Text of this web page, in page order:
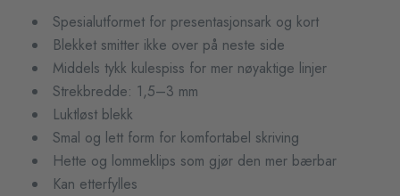
Spesialutformet for presentasjonsark og kort
Blekket smitter ikke over på neste side
Middels tykk kulespiss for mer nøyaktige linjer
Strekbredde: 1,5–3 mm
Luktløst blekk
Smal og lett form for komfortabel skriving
Hette og lommeklips som gjør den mer bærbar
Kan etterfylles